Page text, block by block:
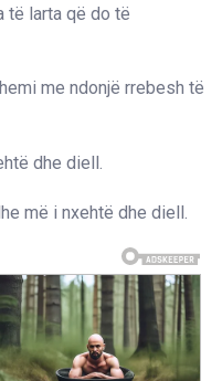
të larta që do të
me ndonjë rrebesh të
dhe diell.
më i nxehtë dhe diell.